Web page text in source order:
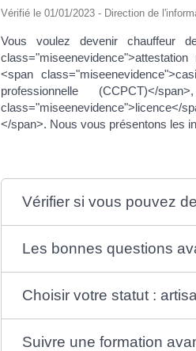
Vérifié le 01/01/2023 - Direction de
Vous voulez devenir chauffeur
<span
professionnelle (CCPCT)</
</span>. Nous vous présentons les
Vérifier si vous pouvez
Les bonnes questions
Choisir votre statut :
Suivre une formation